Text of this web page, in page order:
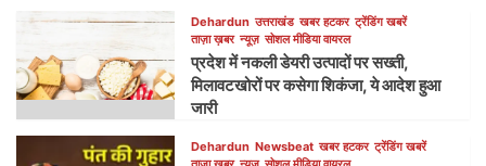
Dehardun उत्तराखंड खबर हटकर ट्रेंडिंग खबरें
ताज़ा ख़बर न्यूज़ सोशल मीडिया वायरल
प्रदेश में नकली डेयरी उत्पादों पर सख्ती,
मिलावटखोरों पर कसेगा शिकंजा, ये आदेश हुआ
जारी
Dehardun Newsbeat खबर हटकर ट्रेंडिंग खबरें